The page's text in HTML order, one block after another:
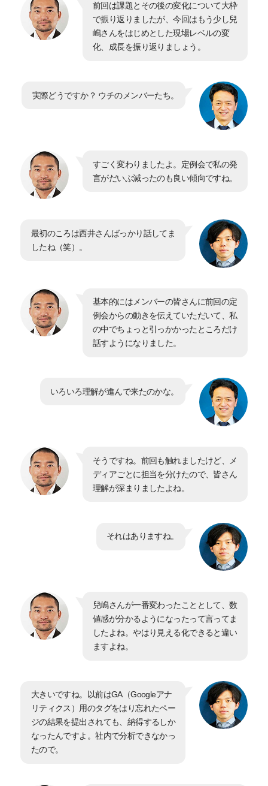
前回は課題とその後の変化について大枠
で振り返りましたが、今回はもう少し兒
嶋さんをはじめとした現場レベルの変
化、成長を振り返りましょう。
実際どうですか？ ウチのメンバーたち。
すごく変わりましたよ。定例会で私の発
言がだいぶ減ったのも良い傾向ですね。
最初のころは西井さんばっかり話してま
したね（笑）。
基本的にはメンバーの皆さんに前回の定
例会からの動きを伝えていただいて、私
の中でちょっと引っかかったところだけ
話すようになりました。
いろいろ理解が進んで来たのかな。
そうですね。前回も触れましたけど、メ
ディアごとに担当を分けたので、皆さん
理解が深まりましたよね。
それはありますね。
兒嶋さんが一番変わったこととして、数
値感が分かるようになったって言ってま
したよね。やはり見える化できると違い
ますよね。
大きいですね。以前はGA（Googleアナ
リティクス）用のタグをはり忘れたペー
ジの結果を提出されても、納得するしか
なったんですよ。社内で分析できなかっ
たので。